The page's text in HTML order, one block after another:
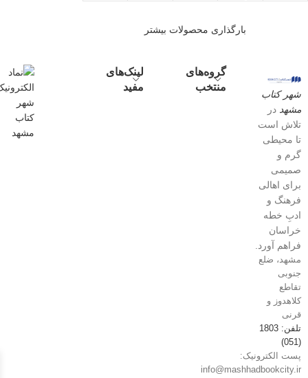
بارگذاری محصولات بیشتر
شهر کتاب
مشهد در
تلاش است
تا محیطی
گرم و
صمیمی
برای اهالی
فرهنگ و
ادبِ خطه
خراسان
فراهم آورد.
مشهد، ضلع
جنوبی
تقاطع
کلاهدوز و
قرنی
تلفن: 1803
(051)
پست الکترونیک:
info@mashhadbookcity.ir
گروه‌های
منتخب
لینک‌های
مفید